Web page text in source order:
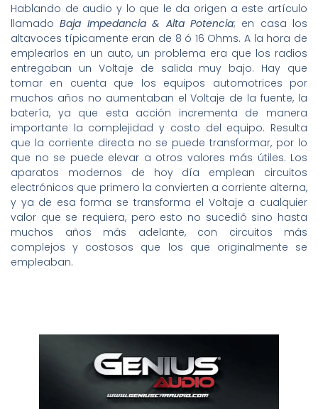
Hablando de audio y lo que le da origen a este artículo
llamadoBaja Impedancia & Alta Potencia; en casa los
altavoces típicamente eran de 8 ó 16 Ohms. A la hora de
emplearlos en un auto, un problema era que los radios
entregaban un Voltaje de salida muy bajo. Hay que
tomar en cuenta que los equipos automotrices por
muchos años no aumentaban el Voltaje de la fuente, la
batería, ya que esta acción incrementa de manera
importante la complejidad y costo del equipo. Resulta
que la corriente directa no se puede transformar, por lo
que no se puede elevar a otros valores más útiles. Los
aparatos modernos de hoy día emplean circuitos
electrónicos que primero la convierten a corriente alterna,
y ya de esa forma se transforma el Voltaje a cualquier
valor que se requiera, pero esto no sucedió sino hasta
muchos años más adelante, con circuitos más
complejos y costosos que los que originalmente se
empleaban.